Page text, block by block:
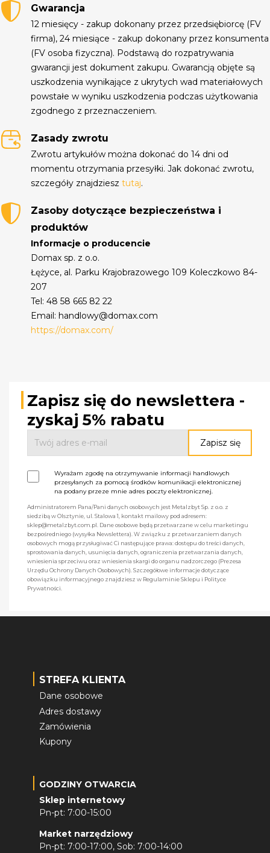
Gwarancja
12 miesięcy - zakup dokonany przez przedsiębiorcę (FV
firma), 24 miesiące - zakup dokonany przez konsumenta
(FV osoba fizyczna). Podstawą do rozpatrywania
gwarancji jest dokument zakupu. Gwarancją objęte są
uszkodzenia wynikające z ukrytych wad materiałowych
powstałe w wyniku uszkodzenia podczas użytkowania
zgodnego z przeznaczeniem.
Zasady zwrotu
Zwrotu artykułów można dokonać do 14 dni od
momentu otrzymania przesyłki. Jak dokonać zwrotu,
szczegóły znajdziesztutaj.
Zasoby dotyczące bezpieczeństwa i
produktów
Informacje o producencie
Domax sp. z o.o.
Łężyce, al. Parku Krajobrazowego 109 Koleczkowo 84-
207
Tel: 48 58 665 82 22
Email: handlowy@domax.com
https://domax.com/
Zapisz się do newslettera -
zyskaj 5% rabatu
Wyrażam zgodę na otrzymywanie informacji handlowych
przesyłanych za pomocą środków komunikacji elektronicznej
na podany przeze mnie adres poczty elektronicznej.
Administratorem Pana/Pani danych osobowych jest Metalzbyt Sp. z o.o. z
siedzibą w Olsztynie, ul. Stalowa 1, kontakt mailowy pod adresem:
sklep@metalzbyt.com.pl. Dane osobowe będą przetwarzane w celu marketingu
bezpośredniego (wysyłka Newslettera). W związku z przetwarzaniem danych
osobowych mogą przysługiwać Ci następujące prawa: dostępu do treści danych,
sprostowania danych, usunięcia danych, ograniczenia przetwarzania danych,
wniesienia sprzeciwu oraz wniesienia skargi do organu nadzorczego (Prezesa
Urzędu Ochrony Danych Osobowych). Szczegółowe informacje dotyczące
obowiązku informacyjnego znajdziesz w Regulaminie Sklepu i Polityce
Prywatności.
STREFA KLIENTA
Dane osobowe
Adres dostawy
Zamówienia
Kupony
GODZINY OTWARCIA
Sklep internetowy
Pn-pt: 7:00-15:00
Market narzędziowy
Pn-pt: 7:00-17:00, Sob: 7:00-14:00